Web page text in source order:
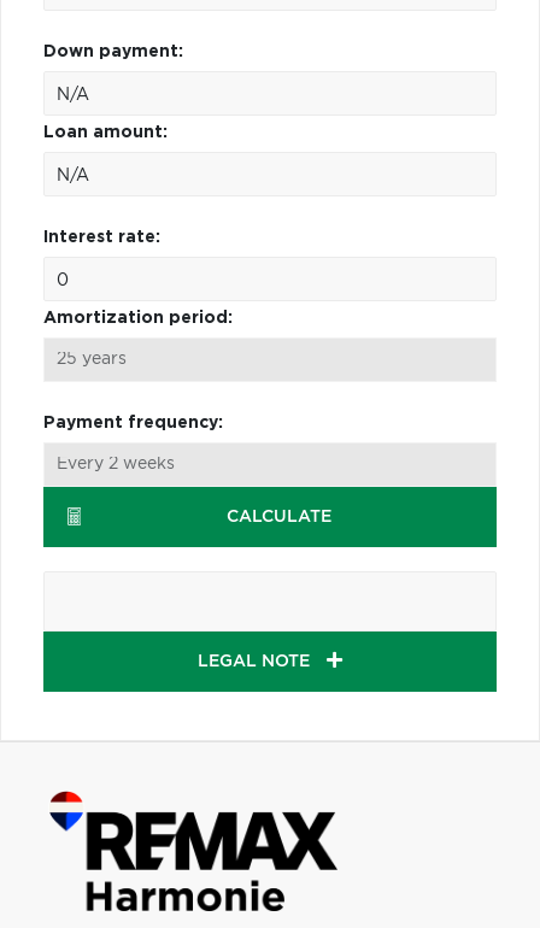
Down payment:
Loan amount:
Interest rate:
Amortization period:
Payment frequency:
CALCULATE
LEGAL NOTE